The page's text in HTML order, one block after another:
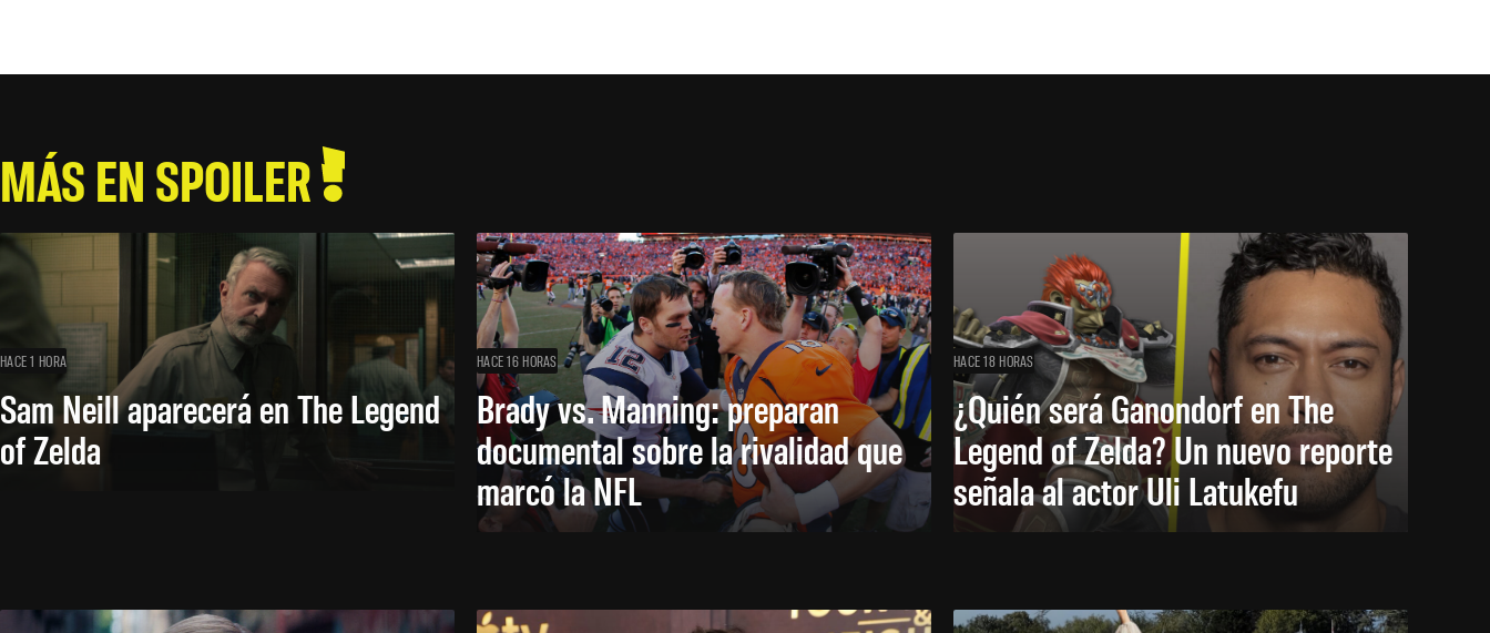
MÁS EN SPOILER
HACE 1 HORA
Sam Neill aparecerá en The Legend
of Zelda
HACE 16 HORAS
Brady vs. Manning: preparan
documental sobre la rivalidad que
marcó la NFL
HACE 18 HORAS
¿Quién será Ganondorf en The
Legend of Zelda? Un nuevo reporte
señala al actor Uli Latukefu